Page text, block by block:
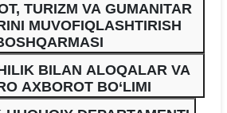
MUVOFIQLASHTIRISH
BILAN ALOQALAR VA
AXBOROT BO‘LIMI